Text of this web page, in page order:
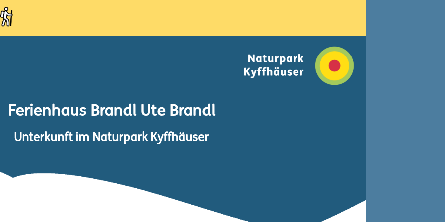
Ferienhaus Brandl Ute Brandl
Unterkunft im Naturpark Kyffhäuser